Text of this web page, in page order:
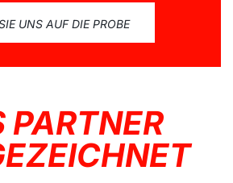
UNS AUF DIE PROBE
PARTNER